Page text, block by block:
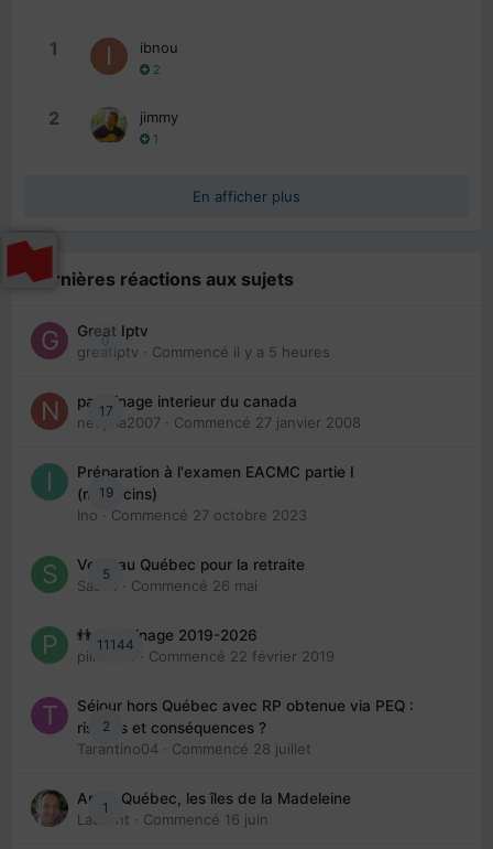
1 ibnou
2
2 jimmy
1
En afficher plus
Dernières réactions aux sujets
0
Great Iptv
greatiptv · Commencé il y a 5 heures
17
parrainage interieur du canada
nedjma2007 · Commencé 27 janvier 2008
19
Préparation à l'examen EACMC partie I
(médecins)
Ino · Commencé 27 octobre 2023
5
Venir au Québec pour la retraite
Sab74
· Commencé 26 mai
11144
👬 Parrainage 2019-2026
piinoush
· Commencé 22 février 2019
2
Séjour hors Québec avec RP obtenue via PEQ :
risques et conséquences ?
Tarantino04 · Commencé 28 juillet
1
Arte : Québec, les îles de la Madeleine
Laurent · Commencé 16 juin